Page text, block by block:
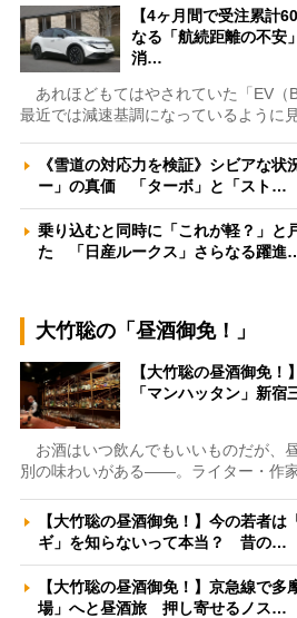
【4ヶ月間で受注累計
なる「航続距離の不安
消…
あれほどもてはやされていた「EV（
最近では減速基調になっているように
《雪道の対応力を検証》シビアな状
ー」の真価 「ターボ」と「スト…
乗り込むと同時に「これが軽？」と
た 「日産ルークス」さらなる躍進
大竹聡の「昼酒御免！」
【大竹聡の昼酒御免！
「マンハッタン」新
お酒はいつ飲んでもいいものだが、
別の味わいがある――。ライター・作
【大竹聡の昼酒御免！】今の若者
ギ」を知らないって本当？ 昔の…
【大竹聡の昼酒御免！】京急線で
場」へと昼酒旅 押し寄せるノス…